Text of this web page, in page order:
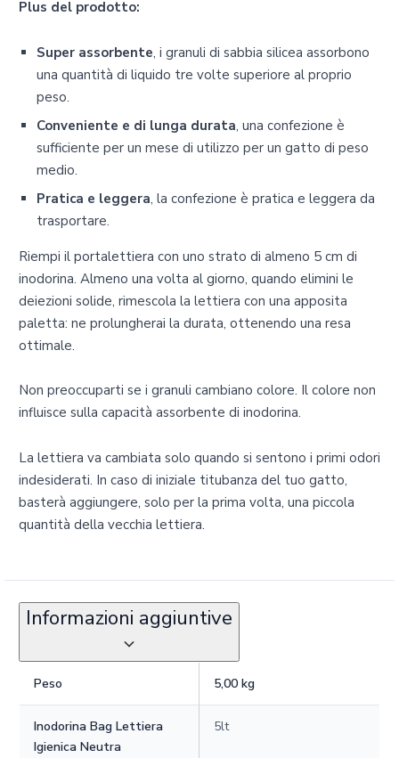
Plus del prodotto:
Super assorbente, i granuli di sabbia silicea assorbono
una quantità di liquido tre volte superiore al proprio
peso.
Conveniente e di lunga durata, una confezione è
sufficiente per un mese di utilizzo per un gatto di peso
medio.
Pratica e leggera, la confezione è pratica e leggera da
trasportare.
Riempi il portalettiera con uno strato di almeno 5 cm di
inodorina. Almeno una volta al giorno, quando elimini le
deiezioni solide, rimescola la lettiera con una apposita
paletta: ne prolungherai la durata, ottenendo una resa
ottimale.
Non preoccuparti se i granuli cambiano colore. Il colore non
influisce sulla capacità assorbente di inodorina.
La lettiera va cambiata solo quando si sentono i primi odori
indesiderati. In caso di iniziale titubanza del tuo gatto,
basterà aggiungere, solo per la prima volta, una piccola
quantità della vecchia lettiera.
Informazioni aggiuntive
Peso 5,00 kg
Inodorina Bag Lettiera
Igienica Neutra
5lt